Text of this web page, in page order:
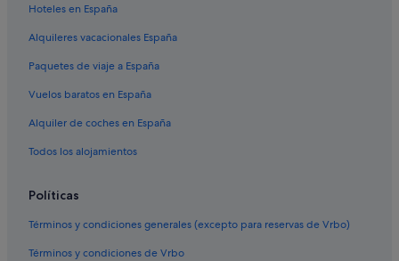
Hoteles en España
Alquileres vacacionales España
Paquetes de viaje a España
Vuelos baratos en España
Alquiler de coches en España
Todos los alojamientos
Políticas
Términos y condiciones generales (excepto para reservas de Vrbo)
Términos y condiciones de Vrbo